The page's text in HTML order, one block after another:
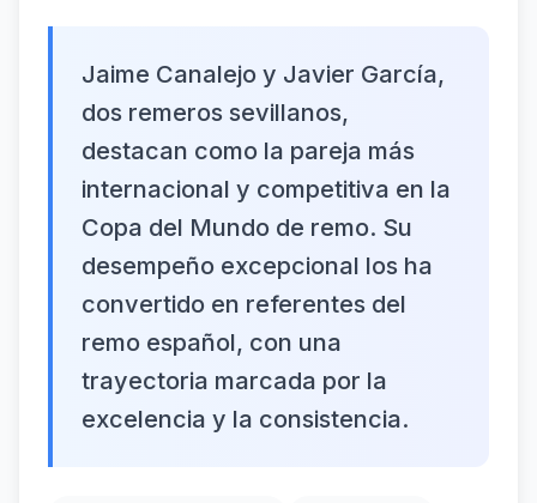
Jaime Canalejo y Javier García,
dos remeros sevillanos,
destacan como la pareja más
internacional y competitiva en la
Copa del Mundo de remo. Su
desempeño excepcional los ha
convertido en referentes del
remo español, con una
trayectoria marcada por la
excelencia y la consistencia.